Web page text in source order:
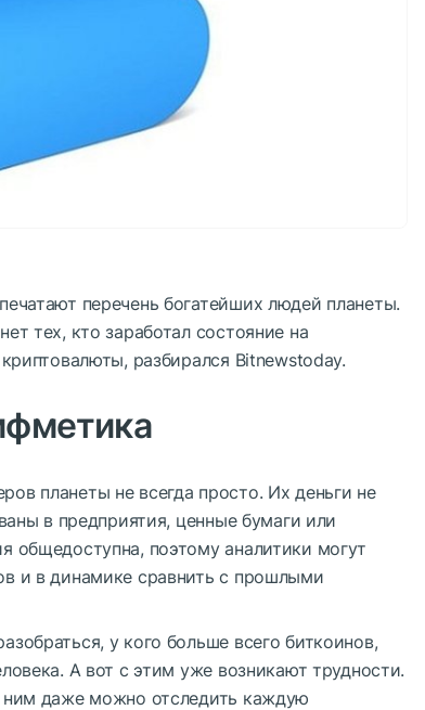
перечень богатейших людей планеты.
тех, кто заработал состояние на
разбирался Bitnewstoday.
планеты не всегда просто. Их деньги не
в предприятия, ценные бумаги или
общедоступна, поэтому аналитики могут
и в динамике сравнить с прошлыми
у кого больше всего биткоинов,
А вот с этим уже возникают трудности.
даже можно отследить каждую